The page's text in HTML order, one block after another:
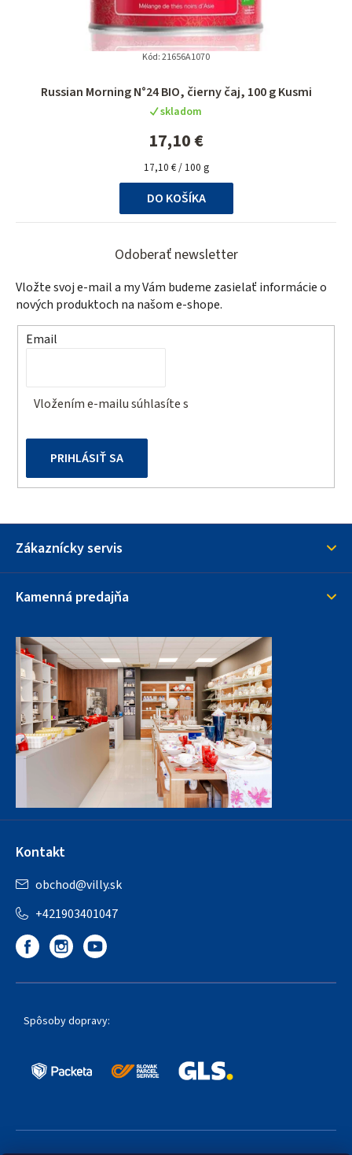
Russian Morning N°24 BIO, čierny čaj, 100 g Kusmi
skladom
17,10 €
Jednotková
cena:
17,10 € / 100 g
DO KOŠÍKA
Kód:21656A1070
Odoberať newsletter
Vložte svoj e-mail a my Vám budeme zasielať informácie o
nových produktoch na našom e-shope.
Email
Vložením e-mailu súhlasíte s
PRIHLÁSIŤ SA
Zákaznícky servis
Kamenná predajňa
Kontakt
obchod@villy.sk
+421903401047
Spôsoby dopravy: